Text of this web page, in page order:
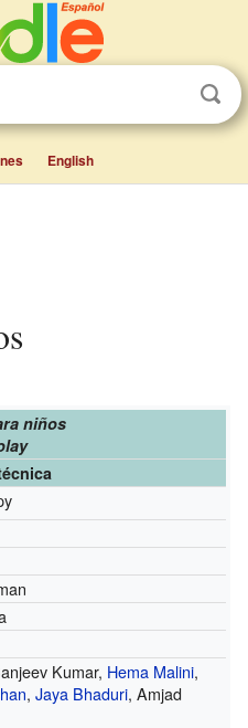
English
niños
Kumar, Hema Malini,
,Jaya Bhaduri, Amjad